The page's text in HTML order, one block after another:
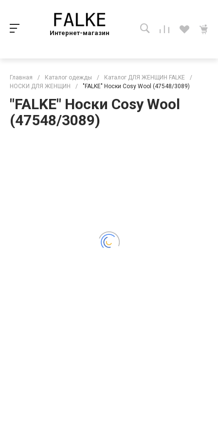
Интернет-магазин
Главная / Каталог одежды / Каталог ДЛЯ ЖЕНЩИН FALKE
/
НОСКИ ДЛЯ ЖЕНЩИН
/ "FALKE" Носки Cosy Wool (47548/3089)
"FALKE" Носки Cosy Wool
(47548/3089)